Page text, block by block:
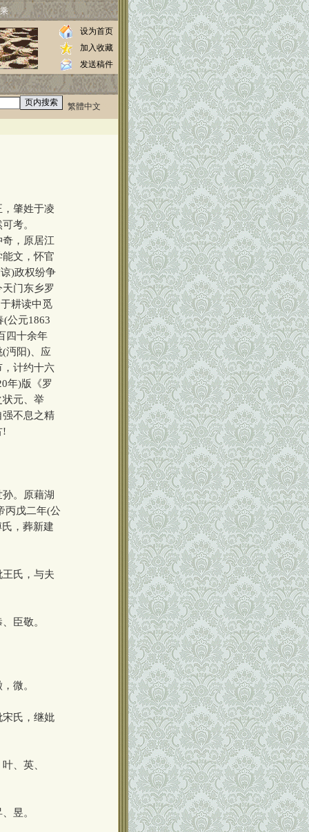
设为首页
加入收藏
发送稿件
繁體中文
肇姓于凌
考。
，原居江
文，怀官
)政权纷争
门东乡罗
耕读中觅
(公元1863
四十余年
沔阳)、应
计约十六
年)版《罗
状元、举
不息之精
!
。原藉湖
丙戊二年(公
，葬新建
氏，与夫
臣敬。
微。
氏，继妣
、英、
昱。